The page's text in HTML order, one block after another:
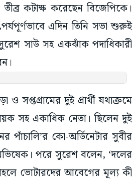
কটাক্ষ করেছেন বিজেপিকে।
এদিন তিনি সভা শুরুই
সাউ সহ একঝাঁক পদাধিকারী
দুই প্রার্থী যথাক্রমে
সহ একাধিক নেতা। ছিলেন দুই
পাঁচালি’র কো-অর্ডিনেটার সুবীর
পরে সুরেশ বলেন, ‘দলের
ভোটারদের আবেগের মূল্য কী